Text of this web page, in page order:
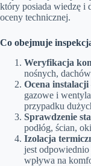
który posiada wiedzę i
oceny technicznej.
Co obejmuje
Weryfikacja
nośnych,
Ocena instalacji
gazowe i
przypadku
Sprawdzenie
podłóg, ścian,
Izolacja
jest odpowiednio
wpływa na